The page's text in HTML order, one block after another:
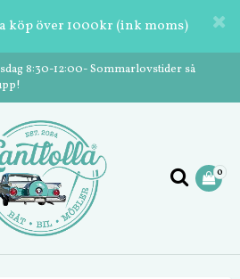
köp över 1000kr (ink moms)
8:30-12:00- Sommarlovstider så
0